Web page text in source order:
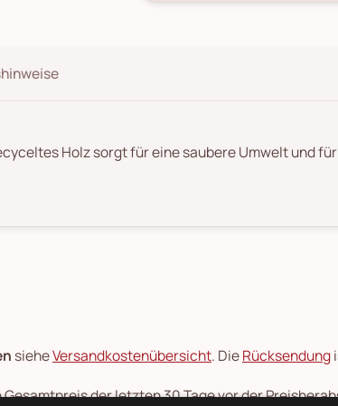
Holz sorgt für eine saubere Umwelt und
sieheVersandkostenübersicht. DieRücksendung
der letzten 30 Tage vor der